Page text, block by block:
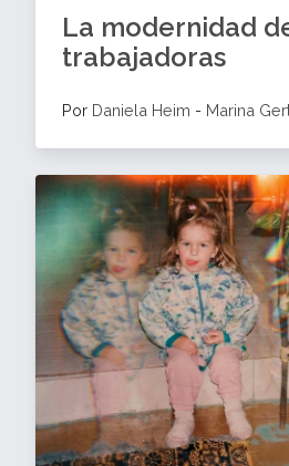
La modernidad
trabajadoras
Por Daniela Heim - Marina